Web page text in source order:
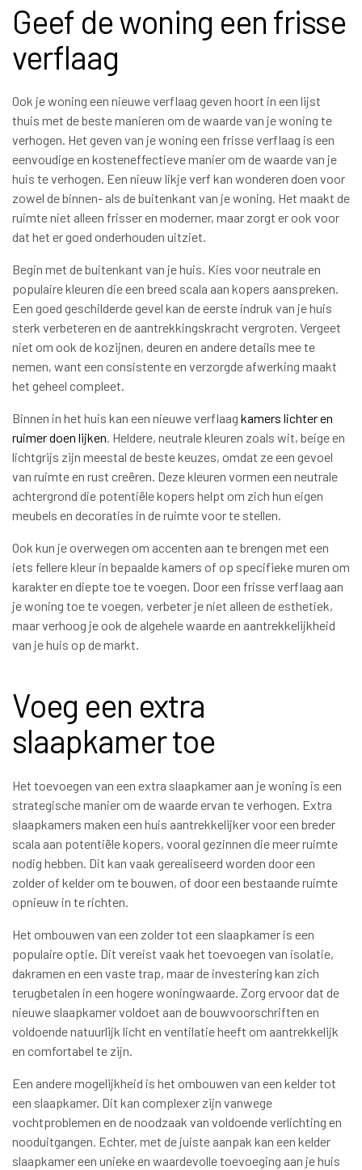
Geef de woning een frisse
verflaag
Ook je woning een nieuwe verflaag geven hoort in een lijst
thuis met de beste manieren om de waarde van je woning te
verhogen. Het geven van je woning een frisse verflaag is een
eenvoudige en kosteneffectieve manier om de waarde van je
huis te verhogen. Een nieuw likje verf kan wonderen doen voor
zowel de binnen- als de buitenkant van je woning. Het maakt de
ruimte niet alleen frisser en moderner, maar zorgt er ook voor
dat het er goed onderhouden uitziet.
Begin met de buitenkant van je huis. Kies voor neutrale en
populaire kleuren die een breed scala aan kopers aanspreken.
Een goed geschilderde gevel kan de eerste indruk van je huis
sterk verbeteren en de aantrekkingskracht vergroten. Vergeet
niet om ook de kozijnen, deuren en andere details mee te
nemen, want een consistente en verzorgde afwerking maakt
het geheel compleet.
Binnen in het huis kan een nieuwe verflaag kamers lichter en
ruimer doen lijken. Heldere, neutrale kleuren zoals wit, beige en
lichtgrijs zijn meestal de beste keuzes, omdat ze een gevoel
van ruimte en rust creëren. Deze kleuren vormen een neutrale
achtergrond die potentiële kopers helpt om zich hun eigen
meubels en decoraties in de ruimte voor te stellen.
Ook kun je overwegen om accenten aan te brengen met een
iets fellere kleur in bepaalde kamers of op specifieke muren om
karakter en diepte toe te voegen. Door een frisse verflaag aan
je woning toe te voegen, verbeter je niet alleen de esthetiek,
maar verhoog je ook de algehele waarde en aantrekkelijkheid
van je huis op de markt.
Voeg een extra
slaapkamer toe
Het toevoegen van een extra slaapkamer aan je woning is een
strategische manier om de waarde ervan te verhogen. Extra
slaapkamers maken een huis aantrekkelijker voor een breder
scala aan potentiële kopers, vooral gezinnen die meer ruimte
nodig hebben. Dit kan vaak gerealiseerd worden door een
zolder of kelder om te bouwen, of door een bestaande ruimte
opnieuw in te richten.
Het ombouwen van een zolder tot een slaapkamer is een
populaire optie. Dit vereist vaak het toevoegen van isolatie,
dakramen en een vaste trap, maar de investering kan zich
terugbetalen in een hogere woningwaarde. Zorg ervoor dat de
nieuwe slaapkamer voldoet aan de bouwvoorschriften en
voldoende natuurlijk licht en ventilatie heeft om aantrekkelijk
en comfortabel te zijn.
Een andere mogelijkheid is het ombouwen van een kelder tot
een slaapkamer. Dit kan complexer zijn vanwege
vochtproblemen en de noodzaak van voldoende verlichting en
nooduitgangen. Echter, met de juiste aanpak kan een kelder
slaapkamer een unieke en waardevolle toevoeging aan je huis